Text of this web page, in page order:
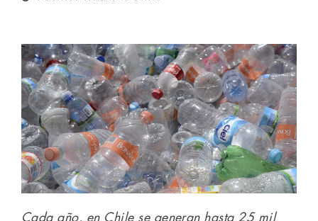
Cada año, en Chile se generan hasta 25 mil